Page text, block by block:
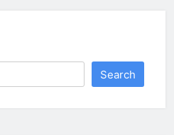
Search